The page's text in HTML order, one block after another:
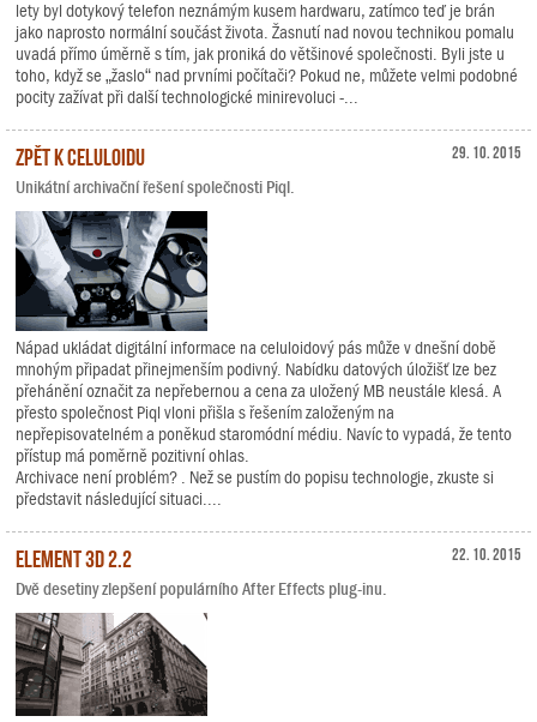
lety byl dotykový telefon neznámým kusem hardwaru, zatímco teď je brán
jako naprosto normální součást života. Žasnutí nad novou technikou pomalu
uvadá přímo úměrně s tím, jak proniká do většinové společnosti. Byli jste u
toho, když se „žaslo“ nad prvními počítači? Pokud ne, můžete velmi podobné
pocity zažívat při další technologické minirevoluci -...
29. 10. 2015
Zpět k celuloidu
Unikátní archivační řešení společnosti Piql.
Nápad ukládat digitální informace na celuloidový pás může v dnešní době
mnohým připadat přinejmenším podivný. Nabídku datových úložišť lze bez
přehánění označit za nepřebernou a cena za uložený MB neustále klesá. A
přesto společnost Piql vloni přišla s řešením založeným na
nepřepisovatelném a poněkud staromódní médiu. Navíc to vypadá, že tento
přístup má poměrně pozitivní ohlas.
Archivace není problém? . Než se pustím do popisu technologie, zkuste si
představit následující situaci....
22. 10. 2015
Element 3D 2.2
Dvě desetiny zlepšení populárního After Effects plug-inu.